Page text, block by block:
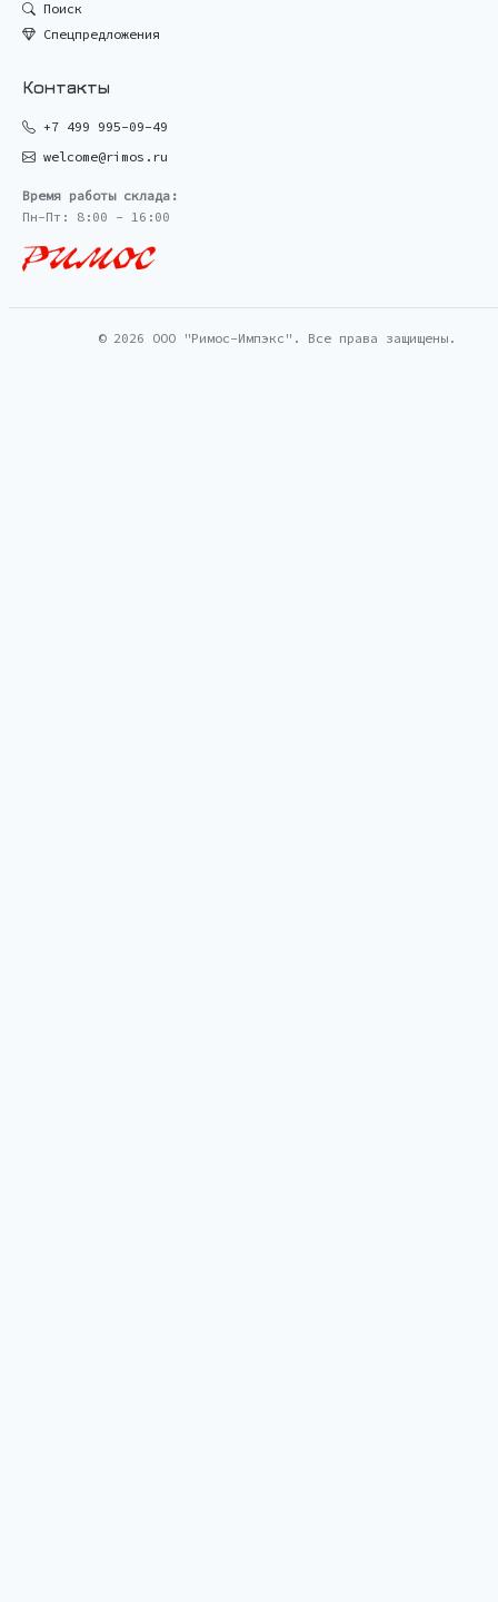
Поиск
Спецпредложения
Контакты
+7 499 995-09-49
welcome@rimos.ru
Время работы склада:
Пн-Пт: 8:00 - 16:00
© 2026 ООО "Римос-Импэкс". Все права защищены.